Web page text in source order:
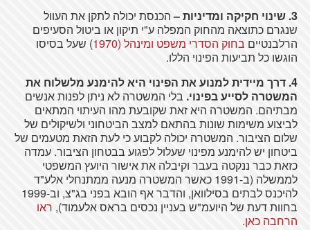
3. שינוי חקיקה ומדיניות
–הכנסת יכולה לתקן את העוול
שנגרם כתוצאה מהחוק המפלה ע"י תיקון או ביטול הסעיפים
הרלבנטיים בחוק הסדרי משפט ומינהל (1970
) שעל בסיסו
הוגשו כל תביעות הפינוי הללו.
4. דרך מיידית למנוע את הפינוי היא להימנע מלשלוח את
המשטרה לסייע בפינוי. בלי המשטרה לא ניתן לפנות אנשים
מבתיהם. המשטרה היא זאת שקובעת מהו העיתוי המתאים
לביצוע משימות שונות בהתאם למצב הביטחוני ולשיקולים של
שלום הציבור. המשטרה יכולה לקבוע כי לעת הזאת מטעמים של
ביטחון יש להימנע מפינוי שעלול לפגוע בבטחון הציבור. עמדה
כזאת כבר ננקטה בעבר וקיבלה את אישור היועץ המשפטי
לממשלה (ב-1991 כאשר המשטרה מנעה ממתנחלי אלע"ד
להיכנס לבתים בסילוואן, והדבר אף הובא בפני בג"צ, וב-1999
בחוות דעת של היועמ"ש בעניין נכסים בראס אלעמוד), ראו
הרחבה כאן.